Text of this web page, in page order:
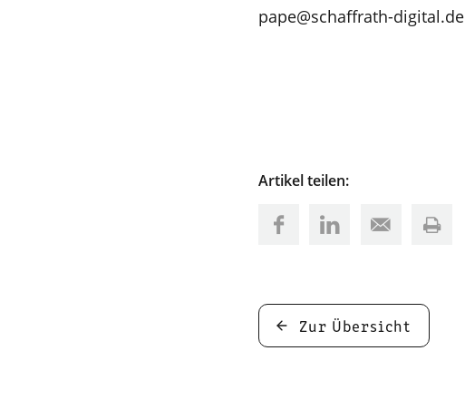
pape@schaffrath-digital.de
Artikel teilen:
Zur Übersicht